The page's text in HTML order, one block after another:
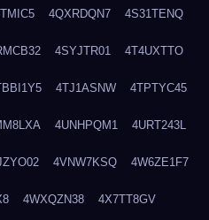
4QXRDQN7 4S31TENQ
4SYJTR01 4T4UXTTO
4TJ1ASNW 4TPTYC45
4UNHPQM1 4URT243L
4VNW7KSQ 4W6ZE1F7
4WXQZN38 4X7TT8GV